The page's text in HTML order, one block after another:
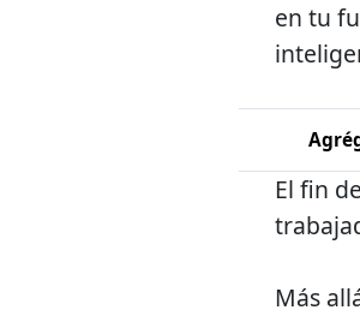
en tu
El fin
Más